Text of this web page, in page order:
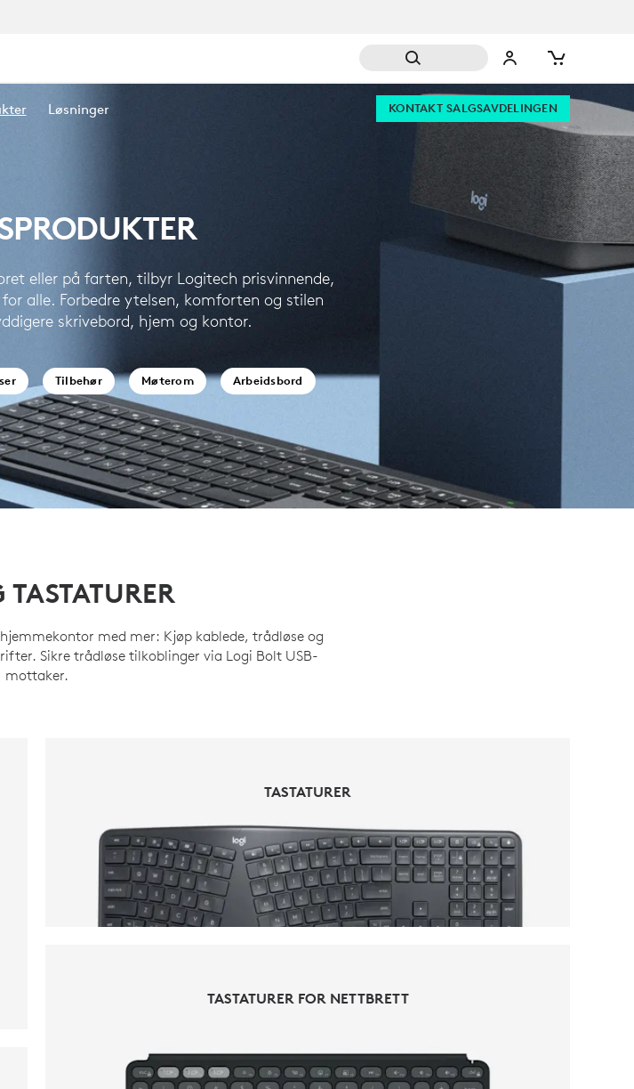
Løsninger KONTAKT SALGSAVDELINGEN
eller på farten, tilbyr Logitech prisvinnende,
alle. Forbedre ytelsen, komforten og stilen
skrivebord, hjem og kontor.
Tilbehør Møterom Arbeidsbord
TASTATURER
med mer: Kjøp kablede, trådløse og
Sikre trådløse tilkoblinger via Logi Bolt USB-
mottaker.
TASTATURER
TASTATURER
TASTATURER FOR NETTBRETT